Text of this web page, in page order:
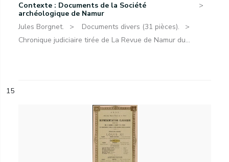
Contexte : Documents de la Société
archéologique de Namur
Jules Borgnet.
Documents divers (31 pièces).
Chronique judiciaire tirée de La Revue de Namur du...
15